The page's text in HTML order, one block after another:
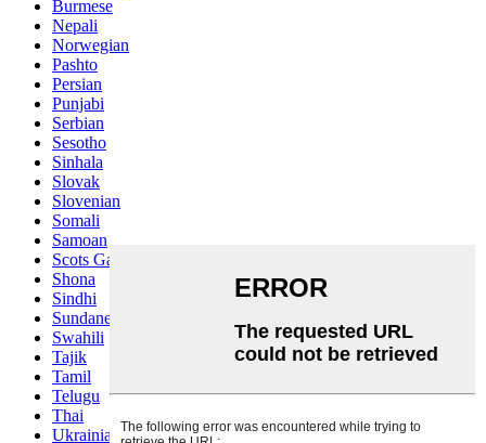
Burmese
Nepali
Norwegian
Pashto
Persian
Punjabi
Serbian
Sesotho
Sinhala
Slovak
Slovenian
Somali
Samoan
Scots Gaelic
Shona
Sindhi
Sundanese
Swahili
Tajik
Tamil
Telugu
Thai
Ukrainian